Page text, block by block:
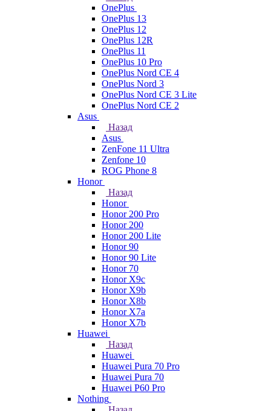
OnePlus
OnePlus 13
OnePlus 12
OnePlus 12R
OnePlus 11
OnePlus 10 Pro
OnePlus Nord CE 4
OnePlus Nord 3
OnePlus Nord CE 3 Lite
OnePlus Nord CE 2
Asus
Назад
Asus
ZenFone 11 Ultra
Zenfone 10
ROG Phone 8
Honor
Назад
Honor
Honor 200 Pro
Honor 200
Honor 200 Lite
Honor 90
Honor 90 Lite
Honor 70
Honor X9c
Honor X9b
Honor X8b
Honor X7a
Honor X7b
Huawei
Назад
Huawei
Huawei Pura 70 Pro
Huawei Pura 70
Huawei P60 Pro
Nothing